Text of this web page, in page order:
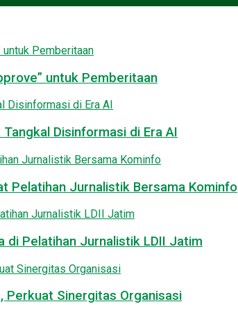
untuk Pemberitaan
Disinformasi di Era AI
Pelatihan Jurnalistik Bersama Kominfo
di Pelatihan Jurnalistik LDII Jatim
Perkuat Sinergitas Organisasi